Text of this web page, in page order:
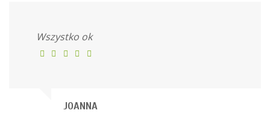
Wszystko ok
JOANNA